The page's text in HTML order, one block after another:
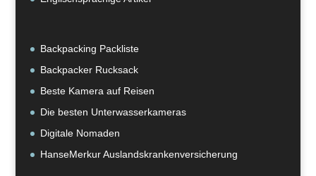
Backpacking Packliste
Backpacker Rucksack
Beste Kamera auf Reisen
Die besten Unterwasserkameras
Digitale Nomaden
HanseMerkur Auslandskrankenversicherung